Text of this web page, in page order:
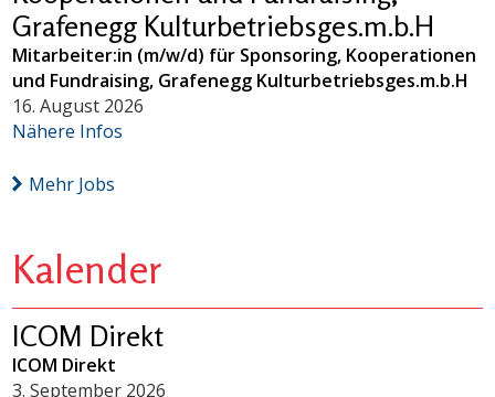
Grafenegg Kulturbetriebsges.m.b.H
Mitarbeiter:in (m/w/d) für Sponsoring, Kooperationen
und Fundraising, Grafenegg Kulturbetriebsges.m.b.H
16. August 2026
Nähere Infos
Mehr Jobs
Kalender
ICOM Direkt
ICOM Direkt
3. September 2026